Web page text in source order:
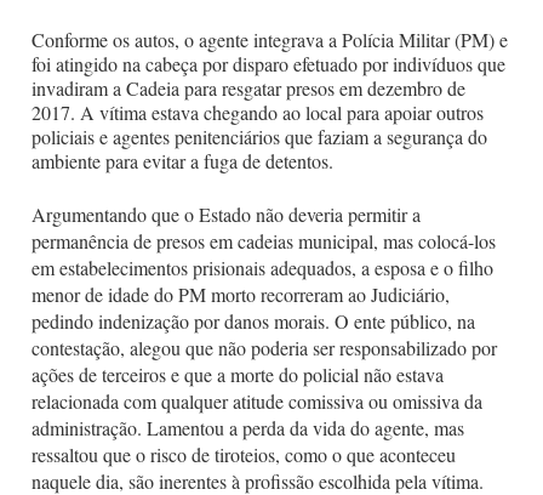
Conforme os autos, o agente integrava a Polícia Militar (PM) e
foi atingido na cabeça por disparo efetuado por indivíduos que
invadiram a Cadeia para resgatar presos em dezembro de
2017. A vítima estava chegando ao local para apoiar outros
policiais e agentes penitenciários que faziam a segurança do
ambiente para evitar a fuga de detentos.
Argumentando que o Estado não deveria permitir a
permanência de presos em cadeias municipal, mas colocá-los
em estabelecimentos prisionais adequados, a esposa e o filho
menor de idade do PM morto recorreram ao Judiciário,
pedindo indenização por danos morais. O ente público, na
contestação, alegou que não poderia ser responsabilizado por
ações de terceiros e que a morte do policial não estava
relacionada com qualquer atitude comissiva ou omissiva da
administração. Lamentou a perda da vida do agente, mas
ressaltou que o risco de tiroteios, como o que aconteceu
naquele dia, são inerentes à profissão escolhida pela vítima.